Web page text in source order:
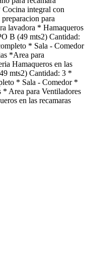
integral con
para
lavadora * Hamaqueros
B (49 mts2) Cantidad:
* Sala - Comedor
*Area para
Hamaqueros en las
mts2) Cantidad: 3 *
* Sala - Comedor *
Area para Ventiladores
en las recamaras